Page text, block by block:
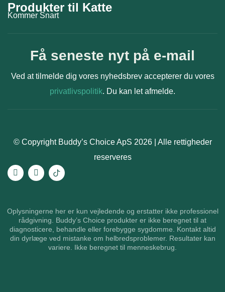
Produkter til Katte
Kommer Snart
Få seneste nyt på e-mail
Ved at tilmelde dig vores nyhedsbrev accepterer du vores
privatlivspolitik. Du kan let afmelde.
© Copyright Buddy’s Choice ApS 2026 | Alle rettigheder
reserveres
Oplysningerne her er kun vejledende og erstatter ikke professionel
rådgivning. Buddy’s Choice produkter er ikke beregnet til at
diagnosticere, behandle eller forebygge sygdomme. Kontakt altid
din dyrlæge ved mistanke om helbredsproblemer. Resultater kan
variere. Ikke beregnet til menneskebrug.